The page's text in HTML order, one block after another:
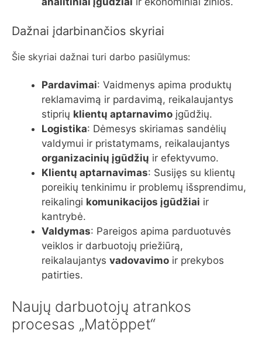
Dažnai įdarbinančios skyriai
Šie skyriai dažnai turi darbo pasiūlymus:
Pardavimai: Vaidmenys apima produktų
reklamavimą ir pardavimą, reikalaujantys
stiprių klientų aptarnavimo įgūdžių.
Logistika: Dėmesys skiriamas sandėlių
valdymui ir pristatymams, reikalaujantys
organizacinių įgūdžių ir efektyvumo.
Klientų aptarnavimas: Susijęs su klientų
poreikių tenkinimu ir problemų išsprendimu,
reikalingi komunikacijos įgūdžiai ir
kantrybė.
Valdymas: Pareigos apima parduotuvės
veiklos ir darbuotojų priežiūrą,
reikalaujantys vadovavimo ir prekybos
patirties.
Naujų darbuotojų atrankos
procesas „Matöppet“